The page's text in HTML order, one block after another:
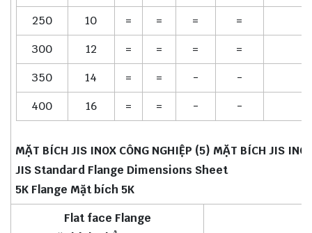
250
10 = = =
=
300
12 = = =
=
350
14 = = -
-
400
16 = = - -
MẶT BÍCH JIS INOX CÔNG NGHIỆP (5) MẶT BÍCH JIS
JIS Standard Flange Dimensions Sheet
5K Flange Mặt bích 5K
Flat face Flange